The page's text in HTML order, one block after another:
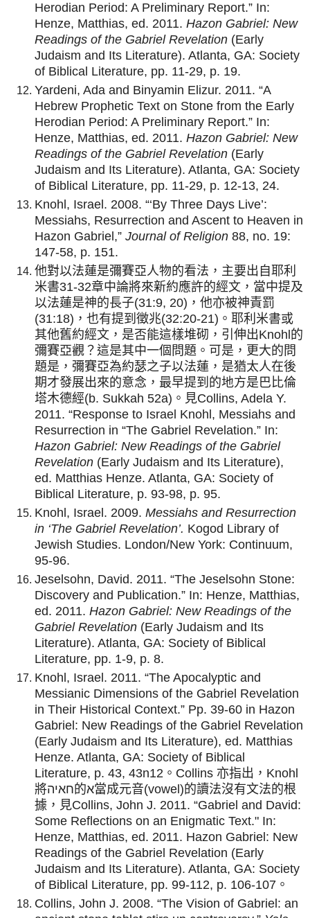
Herodian Period: A Preliminary Report.” In:
Henze, Matthias, ed. 2011. Hazon Gabriel: New
Readings of the Gabriel Revelation (Early
Judaism and Its Literature). Atlanta, GA: Society
of Biblical Literature, pp. 11-29, p. 19.
Yardeni, Ada and Binyamin Elizur. 2011. “A
Hebrew Prophetic Text on Stone from the Early
Herodian Period: A Preliminary Report.” In:
Henze, Matthias, ed. 2011. Hazon Gabriel: New
Readings of the Gabriel Revelation (Early
Judaism and Its Literature). Atlanta, GA: Society
of Biblical Literature, pp. 11-29, p. 12-13, 24.
Knohl, Israel. 2008. “‘By Three Days Live’:
Messiahs, Resurrection and Ascent to Heaven in
Hazon Gabriel,” Journal of Religion 88, no. 19:
147-58, p. 151.
他對以法蓮是彌賽亞人物的看法，主要出自耶利
米書31-32章中論將來新約應許的經文，當中提及
以法蓮是神的長子(31:9, 20)，他亦被神責罰
(31:18)，也有提到徵兆(32:20-21)。耶利米書或
其他舊約經文，是否能這樣堆砌，引伸出Knohl的
彌賽亞觀？這是其中一個問題。可是，更大的問
題是，彌賽亞為約瑟之子以法蓮，是猶太人在後
期才發展出來的意念，最早提到的地方是巴比倫
塔木德經(b. Sukkah 52a)。見Collins, Adela Y.
2011. “Response to Israel Knohl, Messiahs and
Resurrection in “The Gabriel Revelation.” In:
Hazon Gabriel: New Readings of the Gabriel
Revelation (Early Judaism and Its Literature),
ed. Matthias Henze. Atlanta, GA: Society of
Biblical Literature, p. 93-98, p. 95.
Knohl, Israel. 2009. Messiahs and Resurrection
in ‘The Gabriel Revelation’. Kogod Library of
Jewish Studies. London/New York: Continuum,
95-96.
Jeselsohn, David. 2011. “The Jeselsohn Stone:
Discovery and Publication.” In: Henze, Matthias,
ed. 2011. Hazon Gabriel: New Readings of the
Gabriel Revelation (Early Judaism and Its
Literature). Atlanta, GA: Society of Biblical
Literature, pp. 1-9, p. 8.
Knohl, Israel. 2011. “The Apocalyptic and
Messianic Dimensions of the Gabriel Revelation
in Their Historical Context.” Pp. 39-60 in Hazon
Gabriel: New Readings of the Gabriel Revelation
(Early Judaism and Its Literature), ed. Matthias
Henze. Atlanta, GA: Society of Biblical
Literature, p. 43, 43n12。Collins 亦指出，Knohl
將חאיה的א當成元音(vowel)的讀法沒有文法的根
據，見Collins, John J. 2011. “Gabriel and David:
Some Reflections on an Enigmatic Text." In:
Henze, Matthias, ed. 2011. Hazon Gabriel: New
Readings of the Gabriel Revelation (Early
Judaism and Its Literature). Atlanta, GA: Society
of Biblical Literature, pp. 99-112, p. 106-107。
Collins, John J. 2008. “The Vision of Gabriel: an